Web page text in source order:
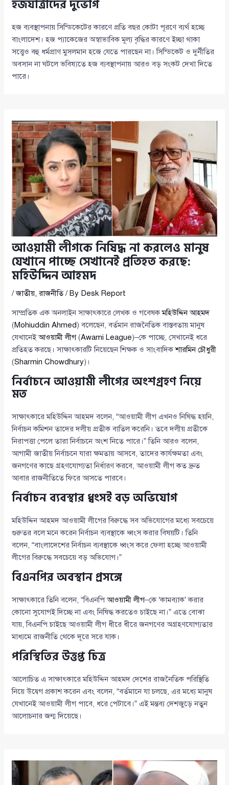
হজযাত্রীদের দুর্ভোগ
হজ ব্যবস্থাপনায় সিন্ডিকেটের কারণে প্রতি বছর কোটা পূরণে ব্যর্থ হচ্ছে
বাংলাদেশ। হজ প্যাকেজের অস্বাভাবিক মূল্য বৃদ্ধির কারণে ইচ্ছা থাকা
সত্ত্বেও বহু ধর্মপ্রাণ মুসলমান হজে যেতে পারছেন না। সিন্ডিকেট ও দুর্নীতির
অবসান না ঘটলে ভবিষ্যতে হজ ব্যবস্থাপনায় আরও বড় সংকট দেখা দিতে
পারে।
আওয়ামী লীগকে নিষিদ্ধ না করলেও মানুষ
যেখানে পাচ্ছে সেখানেই প্রতিহত করছে:
মহিউদ্দিন আহমদ
/জাতীয়,রাজনীতি/ By Desk Report
সাম্প্রতিক এক অনলাইন সাক্ষাৎকারে লেখক ও গবেষকমহিউদ্দিন আহমদ
(Mohiuddin Ahmed) বলেছেন, বর্তমান রাজনৈতিক বাস্তবতায় মানুষ
যেখানেইআওয়ামী লীগ(Awami League)–কে পাচ্ছে, সেখানেই ধরে
প্রতিহত করছে। সাক্ষাৎকারটি নিয়েছেন শিক্ষক ও সাংবাদিকশারমিন চৌধুরী
(Sharmin Chowdhury)।
নির্বাচনে আওয়ামী লীগের অংশগ্রহণ নিয়ে
মত
সাক্ষাৎকারে মহিউদ্দিন আহমদ বলেন, “আওয়ামী লীগ এখনও নিষিদ্ধ হয়নি,
নির্বাচন কমিশন তাদের দলীয় প্রতীক বাতিল করেনি। তবে দলীয় প্রতীকে
নিরাপত্তা পেলে তারা নির্বাচনে অংশ নিতে পারে।” তিনি আরও বলেন,
আগামী জাতীয় নির্বাচনে যারা ক্ষমতায় আসবে, তাদের কার্যক্ষমতা এবং
জনগণের কাছে গ্রহণযোগ্যতা নির্ধারণ করবে, আওয়ামী লীগ কত দ্রুত
আবার রাজনীতিতে ফিরে আসতে পারবে।
নির্বাচন ব্যবস্থার ধ্বংসই বড় অভিযোগ
মহিউদ্দিন আহমদ আওয়ামী লীগের বিরুদ্ধে সব অভিযোগের মধ্যে সবচেয়ে
গুরুতর বলে মনে করেন নির্বাচন ব্যবস্থাকে ধ্বংস করার বিষয়টি। তিনি
বলেন, “বাংলাদেশের নির্বাচন ব্যবস্থাকে ধ্বংস করে ফেলা হচ্ছে আওয়ামী
লীগের বিরুদ্ধে সবচেয়ে বড় অভিযোগ।”
বিএনপির অবস্থান প্রসঙ্গে
সাক্ষাৎকারে তিনি বলেন, “বিএনপিআওয়ামী লীগ–কে ‘কামব্যাক’ করার
কোনো সুযোগই দিচ্ছে না এবং নিষিদ্ধ করতেও চাইছে না।” এতে বোঝা
যায়, বিএনপি চাইছে আওয়ামী লীগ ধীরে ধীরে জনগণের অগ্রহণযোগ্যতার
মাধ্যমে রাজনীতি থেকে দূরে সরে যাক।
পরিস্থিতির উত্তপ্ত চিত্র
আলোচিত এ সাক্ষাৎকারে মহিউদ্দিন আহমদ দেশের রাজনৈতিক পরিস্থিতি
নিয়ে উদ্বেগ প্রকাশ করেন এবং বলেন, “বর্তমানে যা চলছে, এর মধ্যে মানুষ
যেখানেই আওয়ামী লীগ পাবে, ধরে পেটাবে।” এই মন্তব্য দেশজুড়ে নতুন
আলোচনার জন্ম দিয়েছে।